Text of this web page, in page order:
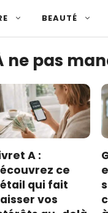
BEAUTÉ
ne pas
A :
ce
qui fait
vos